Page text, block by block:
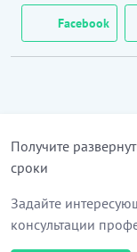
2. Работы
4. Срок
силу
завершить
Facebook
Получите
сроки
Задайте
консультации